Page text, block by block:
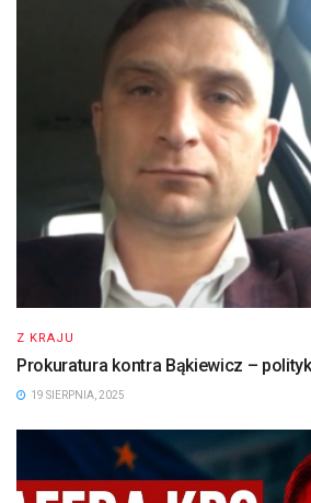
Z KRAJU
Prokuratura kontra Bąkiewicz –
19 SIERPNIA, 2025